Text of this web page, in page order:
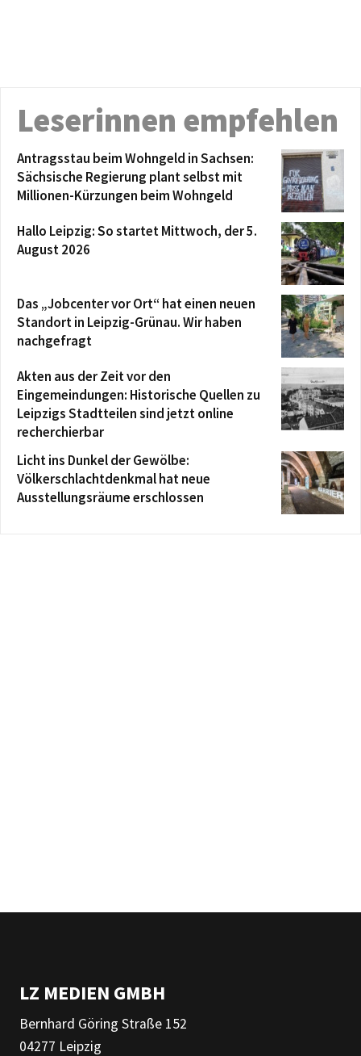
Leserinnen empfehlen
Antragsstau beim Wohngeld in Sachsen:
Sächsische Regierung plant selbst mit
Millionen-Kürzungen beim Wohngeld
Hallo Leipzig: So startet Mittwoch, der 5.
August 2026
Das „Jobcenter vor Ort“ hat einen neuen
Standort in Leipzig-Grünau. Wir haben
nachgefragt
Akten aus der Zeit vor den
Eingemeindungen: Historische Quellen zu
Leipzigs Stadtteilen sind jetzt online
recherchierbar
Licht ins Dunkel der Gewölbe:
Völkerschlachtdenkmal hat neue
Ausstellungsräume erschlossen
LZ MEDIEN GMBH
Bernhard Göring Straße 152
04277 Leipzig